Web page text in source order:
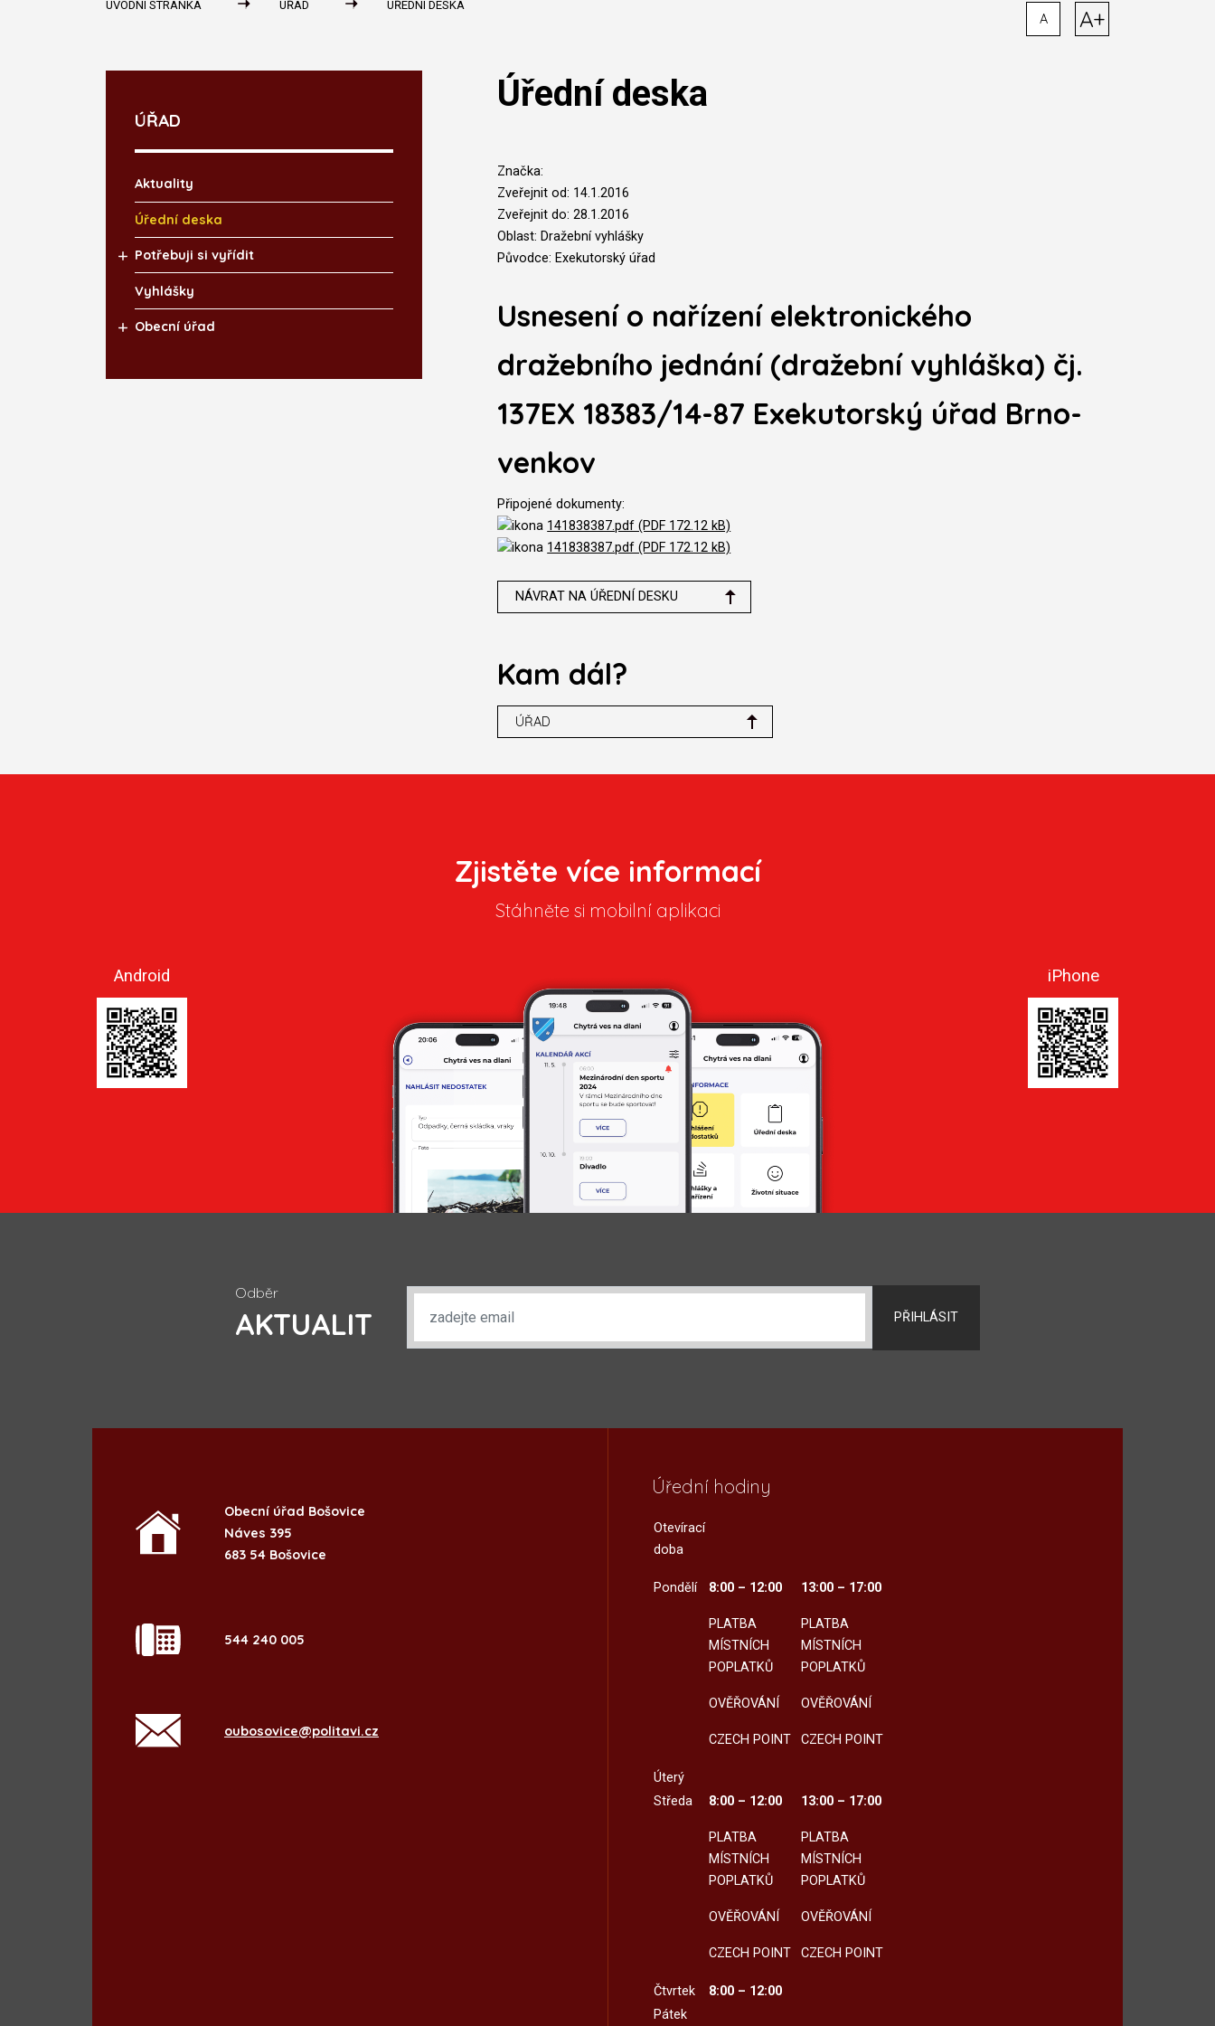
ÚVODNÍ STRÁNKA ÚŘAD ÚŘEDNÍ DESKA
A A+
Úřední deska
Značka:
Zveřejnit od: 14.1.2016
Zveřejnit do: 28.1.2016
Oblast: Dražební vyhlášky
Původce: Exekutorský úřad
Usnesení o nařízení elektronického
dražebního jednání (dražební vyhláška) čj.
137EX 18383/14-87 Exekutorský úřad Brno-
venkov
Připojené dokumenty:
141838387.pdf (PDF 172.12 kB)
141838387.pdf (PDF 172.12 kB)
NÁVRAT NA ÚŘEDNÍ DESKU
Kam dál?
ÚŘAD
ÚŘAD
Aktuality
Úřední deska
Potřebuji si vyřídit
Vyhlášky
Obecní úřad
Zjistěte více informací
Stáhněte si mobilní aplikaci
Android iPhone
Odběr
AKTUALIT PŘIHLÁSIT
Obecní úřad Bošovice
Náves 395
683 54 Bošovice
544 240 005
oubosovice@politavi.cz
Úřední hodiny
Otevírací
doba
Pondělí 8:00 – 12:00
PLATBA
MÍSTNÍCH
POPLATKŮ
OVĚŘOVÁNÍ
CZECH POINT
13:00 – 17:00
PLATBA
MÍSTNÍCH
POPLATKŮ
OVĚŘOVÁNÍ
CZECH POINT
Úterý
Středa
8:00 – 12:00
PLATBA
MÍSTNÍCH
POPLATKŮ
OVĚŘOVÁNÍ
CZECH POINT
13:00 – 17:00
PLATBA
MÍSTNÍCH
POPLATKŮ
OVĚŘOVÁNÍ
CZECH POINT
Čtvrtek
8:00 – 12:00
Pátek